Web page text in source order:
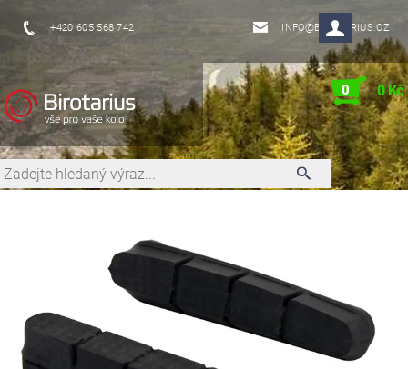
+420 605 568 742 INFO@BIROTARIUS.CZ
0 0 Kč